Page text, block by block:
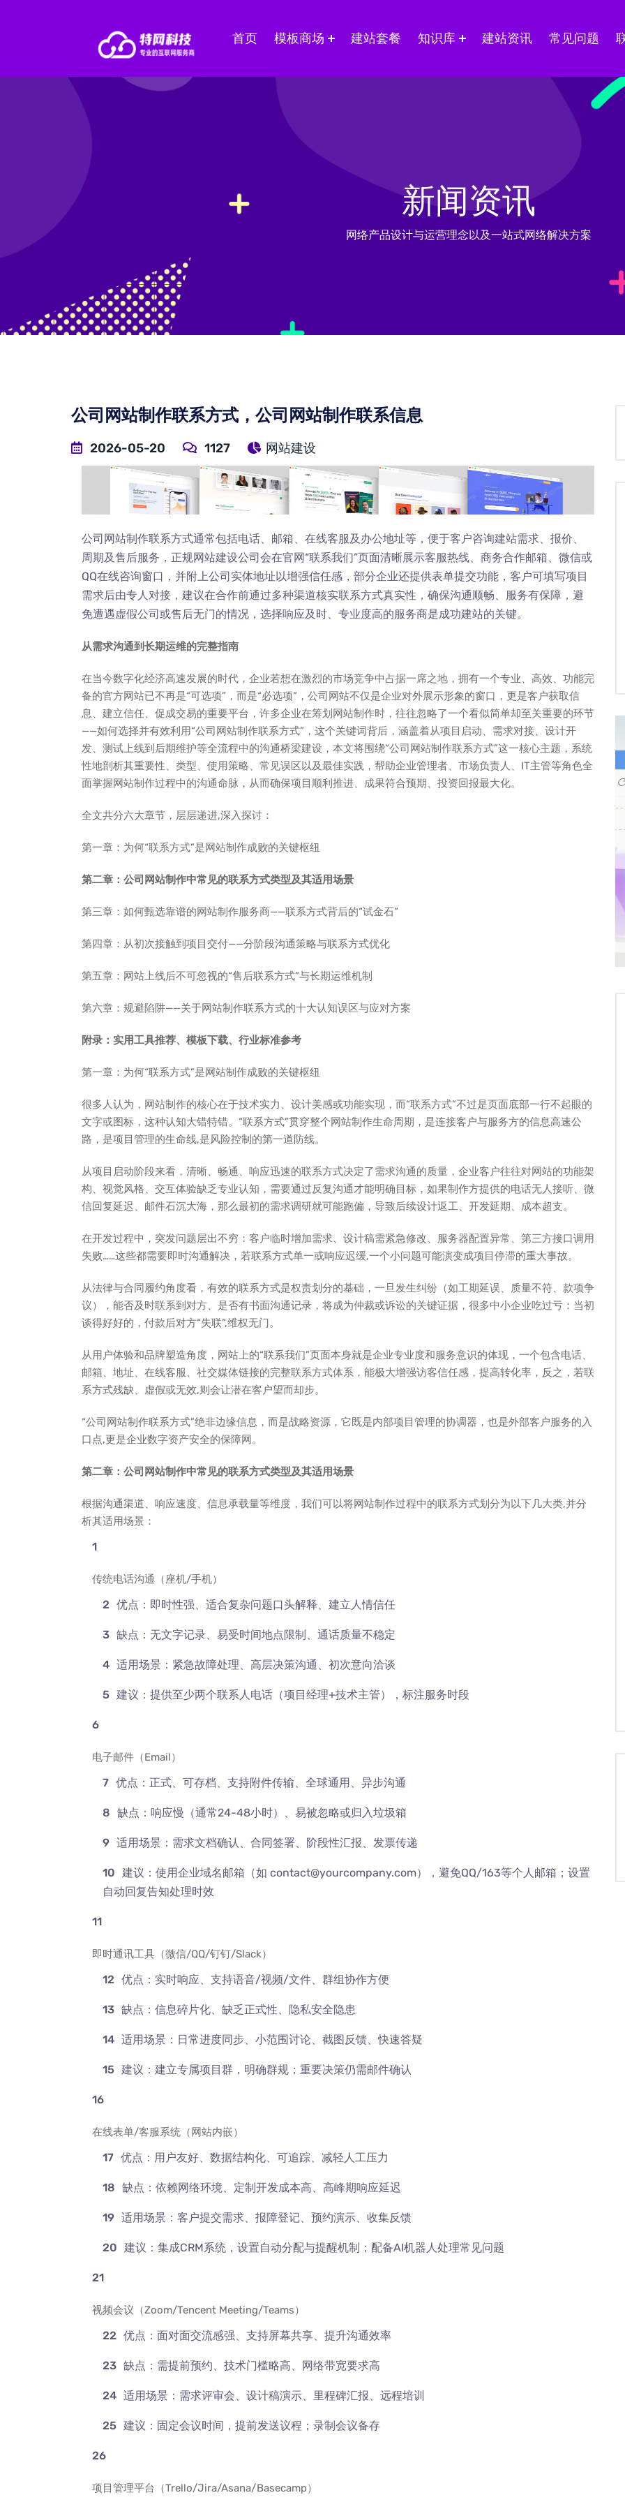
首页 模板商场 建站套餐 知识库 建站资讯 常见问题
新闻资讯
网络产品设计与运营理念以及一站式网络解决方案
公司网站制作联系方式，公司网站制作联系信息
2026-05-20 1127 网站建设
公司网站制作联系方式通常包括电话、邮箱、在线客服及办公地址等，便于客户咨询建站需求、报价、
周期及售后服务，正规网站建设公司会在官网“联系我们”页面清晰展示客服热线、商务合作邮箱、微信或
QQ在线咨询窗口，并附上公司实体地址以增强信任感，部分企业还提供表单提交功能，客户可填写项目
需求后由专人对接，建议在合作前通过多种渠道核实联系方式真实性，确保沟通顺畅、服务有保障，避
免遭遇虚假公司或售后无门的情况，选择响应及时、专业度高的服务商是成功建站的关键。
从需求沟通到长期运维的完整指南
在当今数字化经济高速发展的时代，企业若想在激烈的市场竞争中占据一席之地，拥有一个专业、高效、功能完
备的官方网站已不再是“可选项”，而是“必选项”，公司网站不仅是企业对外展示形象的窗口，更是客户获取信
息、建立信任、促成交易的重要平台，许多企业在筹划网站制作时，往往忽略了一个看似简单却至关重要的环节
——如何选择并有效利用“公司网站制作联系方式”，这个关键词背后，涵盖着从项目启动、需求对接、设计开
发、测试上线到后期维护等全流程中的沟通桥梁建设，本文将围绕“公司网站制作联系方式”这一核心主题，系统
性地剖析其重要性、类型、使用策略、常见误区以及最佳实践，帮助企业管理者、市场负责人、IT主管等角色全
面掌握网站制作过程中的沟通命脉，从而确保项目顺利推进、成果符合预期、投资回报最大化。
全文共分六大章节，层层递进,深入探讨：
第一章：为何“联系方式”是网站制作成败的关键枢纽
第二章：公司网站制作中常见的联系方式类型及其适用场景
第三章：如何甄选靠谱的网站制作服务商——联系方式背后的“试金石”
第四章：从初次接触到项目交付——分阶段沟通策略与联系方式优化
第五章：网站上线后不可忽视的“售后联系方式”与长期运维机制
第六章：规避陷阱——关于网站制作联系方式的十大认知误区与应对方案
附录：实用工具推荐、模板下载、行业标准参考
第一章：为何“联系方式”是网站制作成败的关键枢纽
很多人认为，网站制作的核心在于技术实力、设计美感或功能实现，而“联系方式”不过是页面底部一行不起眼的
文字或图标，这种认知大错特错。“联系方式”贯穿整个网站制作生命周期，是连接客户与服务方的信息高速公
路，是项目管理的生命线,是风险控制的第一道防线。
从项目启动阶段来看，清晰、畅通、响应迅速的联系方式决定了需求沟通的质量，企业客户往往对网站的功能架
构、视觉风格、交互体验缺乏专业认知，需要通过反复沟通才能明确目标，如果制作方提供的电话无人接听、微
信回复延迟、邮件石沉大海，那么最初的需求调研就可能跑偏，导致后续设计返工、开发延期、成本超支。
在开发过程中，突发问题层出不穷：客户临时增加需求、设计稿需紧急修改、服务器配置异常、第三方接口调用
失败……这些都需要即时沟通解决，若联系方式单一或响应迟缓,一个小问题可能演变成项目停滞的重大事故。
从法律与合同履约角度看，有效的联系方式是权责划分的基础，一旦发生纠纷（如工期延误、质量不符、款项争
议），能否及时联系到对方、是否有书面沟通记录，将成为仲裁或诉讼的关键证据，很多中小企业吃过亏：当初
谈得好好的，付款后对方“失联”,维权无门。
从用户体验和品牌塑造角度，网站上的“联系我们”页面本身就是企业专业度和服务意识的体现，一个包含电话、
邮箱、地址、在线客服、社交媒体链接的完整联系方式体系，能极大增强访客信任感，提高转化率，反之，若联
系方式残缺、虚假或无效,则会让潜在客户望而却步。
“公司网站制作联系方式”绝非边缘信息，而是战略资源，它既是内部项目管理的协调器，也是外部客户服务的入
口点,更是企业数字资产安全的保障网。
第二章：公司网站制作中常见的联系方式类型及其适用场景
根据沟通渠道、响应速度、信息承载量等维度，我们可以将网站制作过程中的联系方式划分为以下几大类,并分
析其适用场景：
传统电话沟通（座机/手机）
优点：即时性强、适合复杂问题口头解释、建立人情信任
缺点：无文字记录、易受时间地点限制、通话质量不稳定
适用场景：紧急故障处理、高层决策沟通、初次意向洽谈
建议：提供至少两个联系人电话（项目经理+技术主管），标注服务时段
电子邮件（Email）
优点：正式、可存档、支持附件传输、全球通用、异步沟通
缺点：响应慢（通常24-48小时）、易被忽略或归入垃圾箱
适用场景：需求文档确认、合同签署、阶段性汇报、发票传递
建议：使用企业域名邮箱（如 contact@yourcompany.com），避免QQ/163等个人邮箱；设置
自动回复告知处理时效
即时通讯工具（微信/QQ/钉钉/Slack）
优点：实时响应、支持语音/视频/文件、群组协作方便
缺点：信息碎片化、缺乏正式性、隐私安全隐患
适用场景：日常进度同步、小范围讨论、截图反馈、快速答疑
建议：建立专属项目群，明确群规；重要决策仍需邮件确认
在线表单/客服系统（网站内嵌）
优点：用户友好、数据结构化、可追踪、减轻人工压力
缺点：依赖网络环境、定制开发成本高、高峰期响应延迟
适用场景：客户提交需求、报障登记、预约演示、收集反馈
建议：集成CRM系统，设置自动分配与提醒机制；配备AI机器人处理常见问题
视频会议（Zoom/Tencent Meeting/Teams）
优点：面对面交流感强、支持屏幕共享、提升沟通效率
缺点：需提前预约、技术门槛略高、网络带宽要求高
适用场景：需求评审会、设计稿演示、里程碑汇报、远程培训
建议：固定会议时间，提前发送议程；录制会议备存
项目管理平台（Trello/Jira/Asana/Basecamp）